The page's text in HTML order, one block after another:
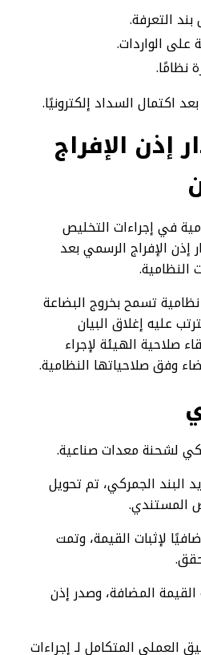
التعرفة.
على الواردات.
نظامًا.
اكتمال السداد إلكترونيًا.
إذن الإفراج
في إجراءات التخليص
الإفراج الرسمي بعد
النظامية.
تسمح بخروج البضاعة
عليه إغلاق البيان
صلاحية الهيئة لإجراء
وفق صلاحياتها النظامية.
لشحنة معدات صناعية.
البند الجمركي، تم تحويل
المستندي.
لإثبات القيمة، وتمت
المضافة، وصدر إذن
العملي المتكامل لـ إجراءات